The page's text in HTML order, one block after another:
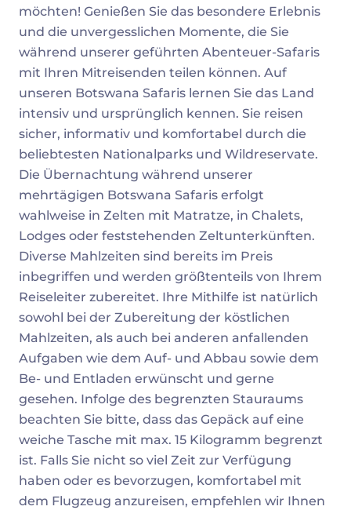
möchten! Genießen Sie das besondere Erlebnis
und die unvergesslichen Momente, die Sie
während unserer geführten Abenteuer-Safaris
mit Ihren Mitreisenden teilen können. Auf
unseren Botswana Safaris lernen Sie das Land
intensiv und ursprünglich kennen. Sie reisen
sicher, informativ und komfortabel durch die
beliebtesten Nationalparks und Wildreservate.
Die Übernachtung während unserer
mehrtägigen Botswana Safaris erfolgt
wahlweise in Zelten mit Matratze, in Chalets,
Lodges oder feststehenden Zeltunterkünften.
Diverse Mahlzeiten sind bereits im Preis
inbegriffen und werden größtenteils von Ihrem
Reiseleiter zubereitet. Ihre Mithilfe ist natürlich
sowohl bei der Zubereitung der köstlichen
Mahlzeiten, als auch bei anderen anfallenden
Aufgaben wie dem Auf- und Abbau sowie dem
Be- und Entladen erwünscht und gerne
gesehen. Infolge des begrenzten Stauraums
beachten Sie bitte, dass das Gepäck auf eine
weiche Tasche mit max. 15 Kilogramm begrenzt
ist. Falls Sie nicht so viel Zeit zur Verfügung
haben oder es bevorzugen, komfortabel mit
dem Flugzeug anzureisen, empfehlen wir Ihnen